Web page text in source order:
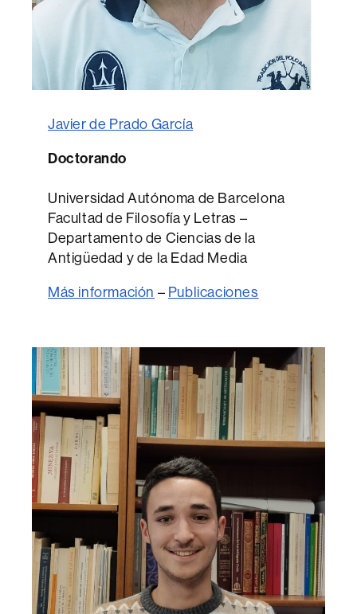
Javier de Prado García
Doctorando
Universidad Autónoma de Barcelona
Facultad de Filosofía y Letras –
Departamento de Ciencias de la
Antigüedad y de la Edad Media
Más información – Publicaciones